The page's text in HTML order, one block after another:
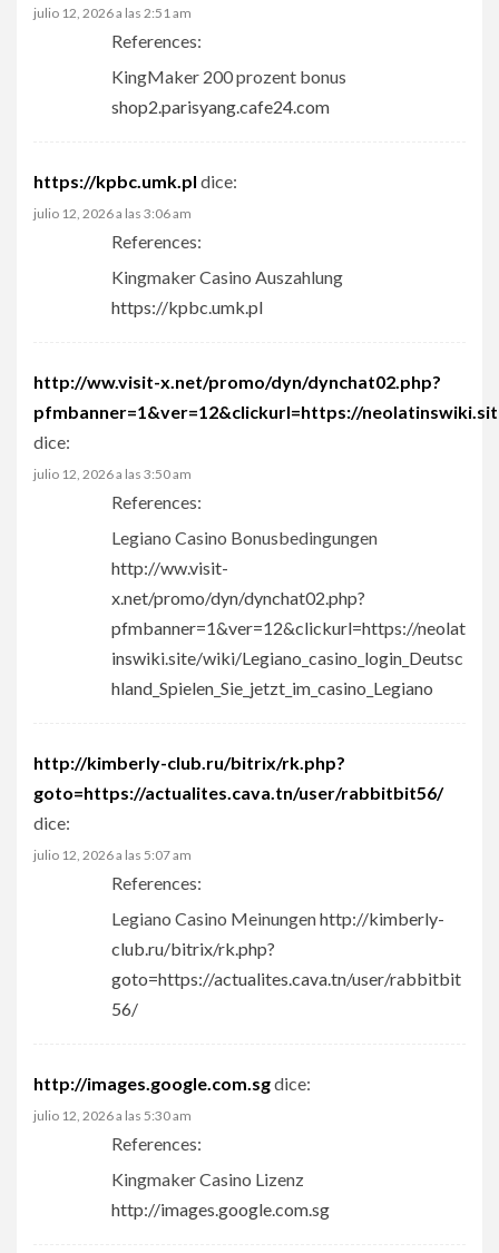
julio 12, 2026 a las 2:51 am
References:
KingMaker 200 prozent bonus
shop2.parisyang.cafe24.com
https://kpbc.umk.pl dice:
julio 12, 2026 a las 3:06 am
References:
Kingmaker Casino Auszahlung
https://kpbc.umk.pl
http://ww.visit-x.net/promo/dyn/dynchat02.php?
pfmbanner=1&ver=12&clickurl=https://
dice:
julio 12, 2026 a las 3:50 am
References:
Legiano Casino Bonusbedingungen
http://ww.visit-
x.net/promo/dyn/dynchat02.php?
pfmbanner=1&ver=12&clickurl=https://neolat
inswiki.site/wiki/Legiano_casino_login_Deutsc
hland_Spielen_Sie_jetzt_im_casino_Legiano
http://kimberly-club.ru/bitrix/rk.php?
goto=https://actualites.cava.tn/user/rabbitbit56/
dice:
julio 12, 2026 a las 5:07 am
References:
Legiano Casino Meinungenhttp://kimberly-
club.ru/bitrix/rk.php?
goto=https://actualites.cava.tn/user/rabbitbit
56/
http://images.google.com.sgdice:
julio 12, 2026 a las 5:30 am
References:
Kingmaker Casino Lizenz
http://images.google.com.sg